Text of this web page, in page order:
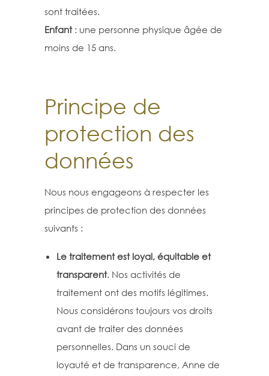
sont traitées.
Enfant: une personne physique âgée de
moins de 15 ans.
Principe de
protection des
données
Nous nous engageons à respecter les
principes de protection des données
suivants :
Le traitement est loyal, équitable et
transparent. Nos activités de
traitement ont des motifs légitimes.
Nous considérons toujours vos droits
avant de traiter des données
personnelles. Dans un souci de
loyauté et de transparence, Anne de